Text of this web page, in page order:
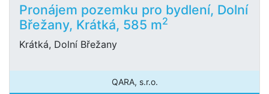
Pronájem pozemku pro bydlení, Dolní
Břežany, Krátká, 585 m2
Krátká, Dolní Břežany
QARA, s.r.o.